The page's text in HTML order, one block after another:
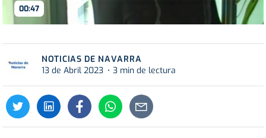
00:47
NOTICIAS DE NAVARRA
13 de Abril 2023
3 min de lectura